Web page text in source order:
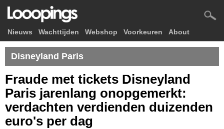
Nieuws Wachttijden Webshop Voorkeuren About
Disneyland Paris
Fraude met tickets Disneyland
Paris jarenlang onopgemerkt:
verdachten verdienden duizenden
euro's per dag